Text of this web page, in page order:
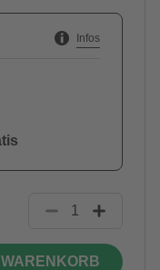
Infos
WARENKORB